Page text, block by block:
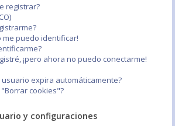
registrar?
me puedo identificar!
¡pero ahora no puedo conectarme!
usuario expira automáticamente?
cookies"?
y configuraciones